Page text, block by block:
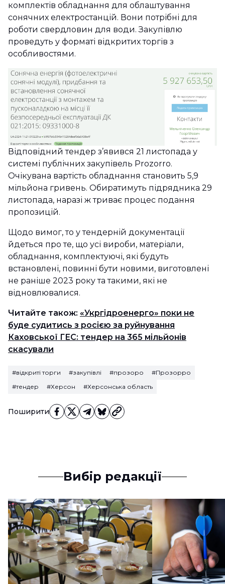
Поширити
комплектів обладнання для облаштування
сонячних електростанцій. Вони потрібні для
роботи свердловин для води. Закупівлю
проведуть у форматі відкритих торгів з
особливостями.
Відповідний тендер з’явився 21 листопада у
системі публічних закупівель Prozorro.
Очікувана вартість обладнання становить 5,9
мільйона гривень. Обиратимуть підрядника 29
листопада, наразі ж триває процес подання
пропозицій.
Щодо вимог, то у тендерній документації
йдеться про те, що усі вироби, матеріали,
обладнання, комплектуючі, які будуть
встановлені, повинні бути новими, виготовлені
не раніше 2023 року та такими, які не
відновлювалися.
Читайте також: «Укргідроенерго» поки не
буде судитись з росією за руйнування
Каховської ГЕС: тендер на 365 мільйонів
скасували
#відкриті торги #закупівлі #прозоро
#Прозорро
#тендер
#Херсон #Херсонська область
Вибір редакції